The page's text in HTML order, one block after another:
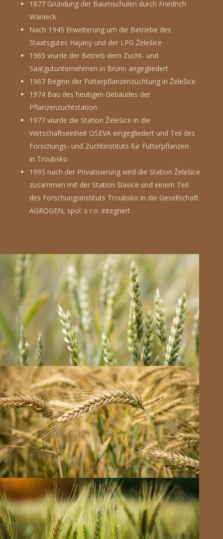
1877 Gründung der Baumschulen durch Friedrich
Wanieck
Nach 1945 Erweiterung um die Betriebe des
Staatsgutes Hajany und der LPG Želešice
1965 wurde der Betrieb dem Zucht- und
Saatgutunternehmen in Brünn angegliedert
1967 Beginn der Futterpflanzenzüchtung in Želešice
1974 Bau des heutigen Gebäudes der
Pflanzenzuchtstation
1977 wurde die Station Želešice in die
Wirtschaftseinheit OSEVA eingegliedert und Teil des
Forschungs- und Zuchtinstituts für Futterpflanzen
in Troubsko
1995 nach der Privatisierung wird die Station Želešice
zusammen mit der Station Slavice und einem Teil
des Forschungsinstituts Troubsko in die Gesellschaft
AGROGEN, spol. s r.o. integriert